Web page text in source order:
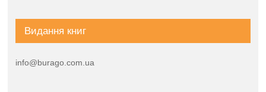
Видання книг
info@burago.com.ua